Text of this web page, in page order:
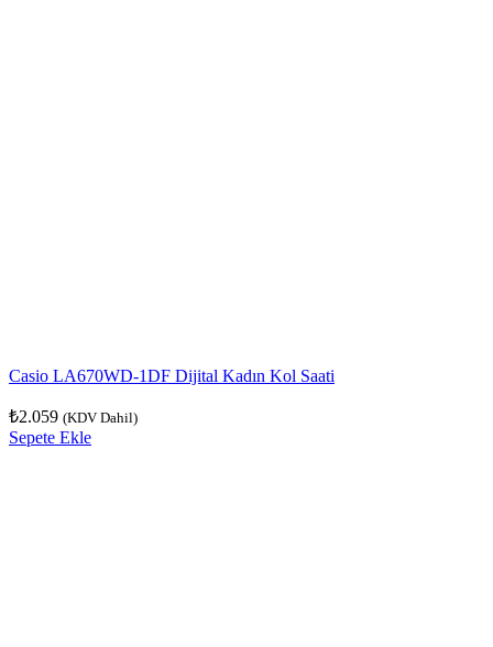
Casio LA670WD-1DF Dijital Kadın Kol Saati
₺2.059 (KDV Dahil)
Sepete Ekle